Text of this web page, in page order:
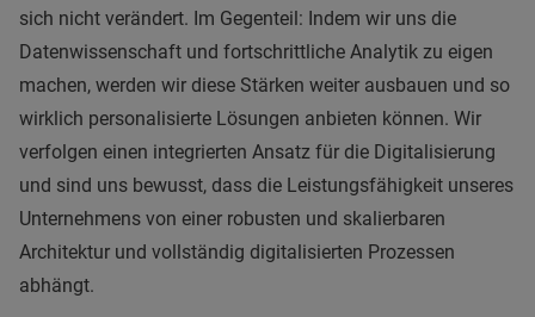
sich nicht verändert. Im Gegenteil: Indem wir uns die
Datenwissenschaft und fortschrittliche Analytik zu eigen
machen, werden wir diese Stärken weiter ausbauen und so
wirklich personalisierte Lösungen anbieten können. Wir
verfolgen einen integrierten Ansatz für die Digitalisierung
und sind uns bewusst, dass die Leistungsfähigkeit unseres
Unternehmens von einer robusten und skalierbaren
Architektur und vollständig digitalisierten Prozessen
abhängt.